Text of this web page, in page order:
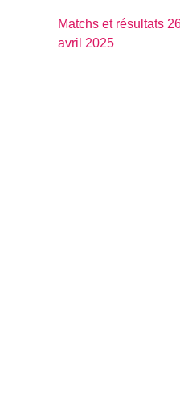
Matchs et résultats
avril 2025